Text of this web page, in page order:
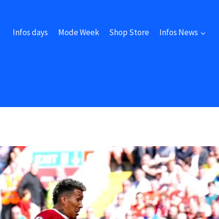
Infos days Mode Week Shop Store Infos News